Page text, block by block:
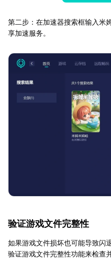
第二步：在加速器搜索框输入米
享加速服务。
验证游戏文件完整性
如果游戏文件损坏也可能导致闪
验证游戏文件完整性功能来检查